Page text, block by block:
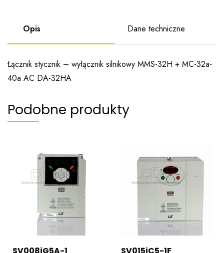
Opis Dane techniczne
Łącznik stycznik – wyłącznik silnikowy MMS-32H + MC-32a-
40a AC DA-32HA
Podobne produkty
SV008iG5A-1 SV015iC5-1F